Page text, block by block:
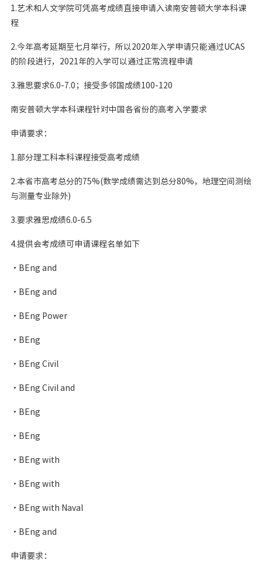
1.艺术和人文学院可凭高考成绩直接申请入读南安普顿大学本科课
程
2.今年高考延期至七月举行，所以2020年入学申请只能通过UCAS
的阶段进行，2021年的入学可以通过正常流程申请
3.雅思要求6.0-7.0；接受多邻国成绩100-120
南安普顿大学本科课程针对中国各省份的高考入学要求
申请要求：
1.部分理工科本科课程接受高考成绩
2.本省市高考总分的75%(数学成绩需达到总分80%，地理空间测绘
与测量专业除外)
3.要求雅思成绩6.0-6.5
4.提供会考成绩可申请课程名单如下
・BEng and
・BEng and
・BEng Power
・BEng
・BEng Civil
・BEng Civil and
・BEng
・BEng
・BEng with
・BEng with
・BEng with Naval
・BEng and
申请要求：